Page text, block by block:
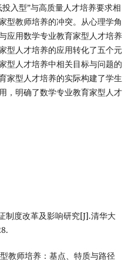
入型”与高质量人才培养要求相
型教师培养的冲突。从心理学角
应用数学专业教育家型人才培养
型人才培养的应用转化了五个元
型人才培养中相关目标与问题的
家型人才培养的实际构建了学生
，明确了数学专业教育家型人才
制度改革及影响研究[J].清华大
教师培养：基点、特质与路径